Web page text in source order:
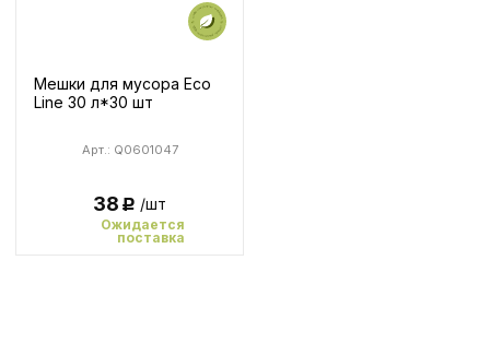
Мешки для мусора Eco
Line 30 л*30 шт
Арт.: Q0601047
38Р /шт
Ожидается
поставка